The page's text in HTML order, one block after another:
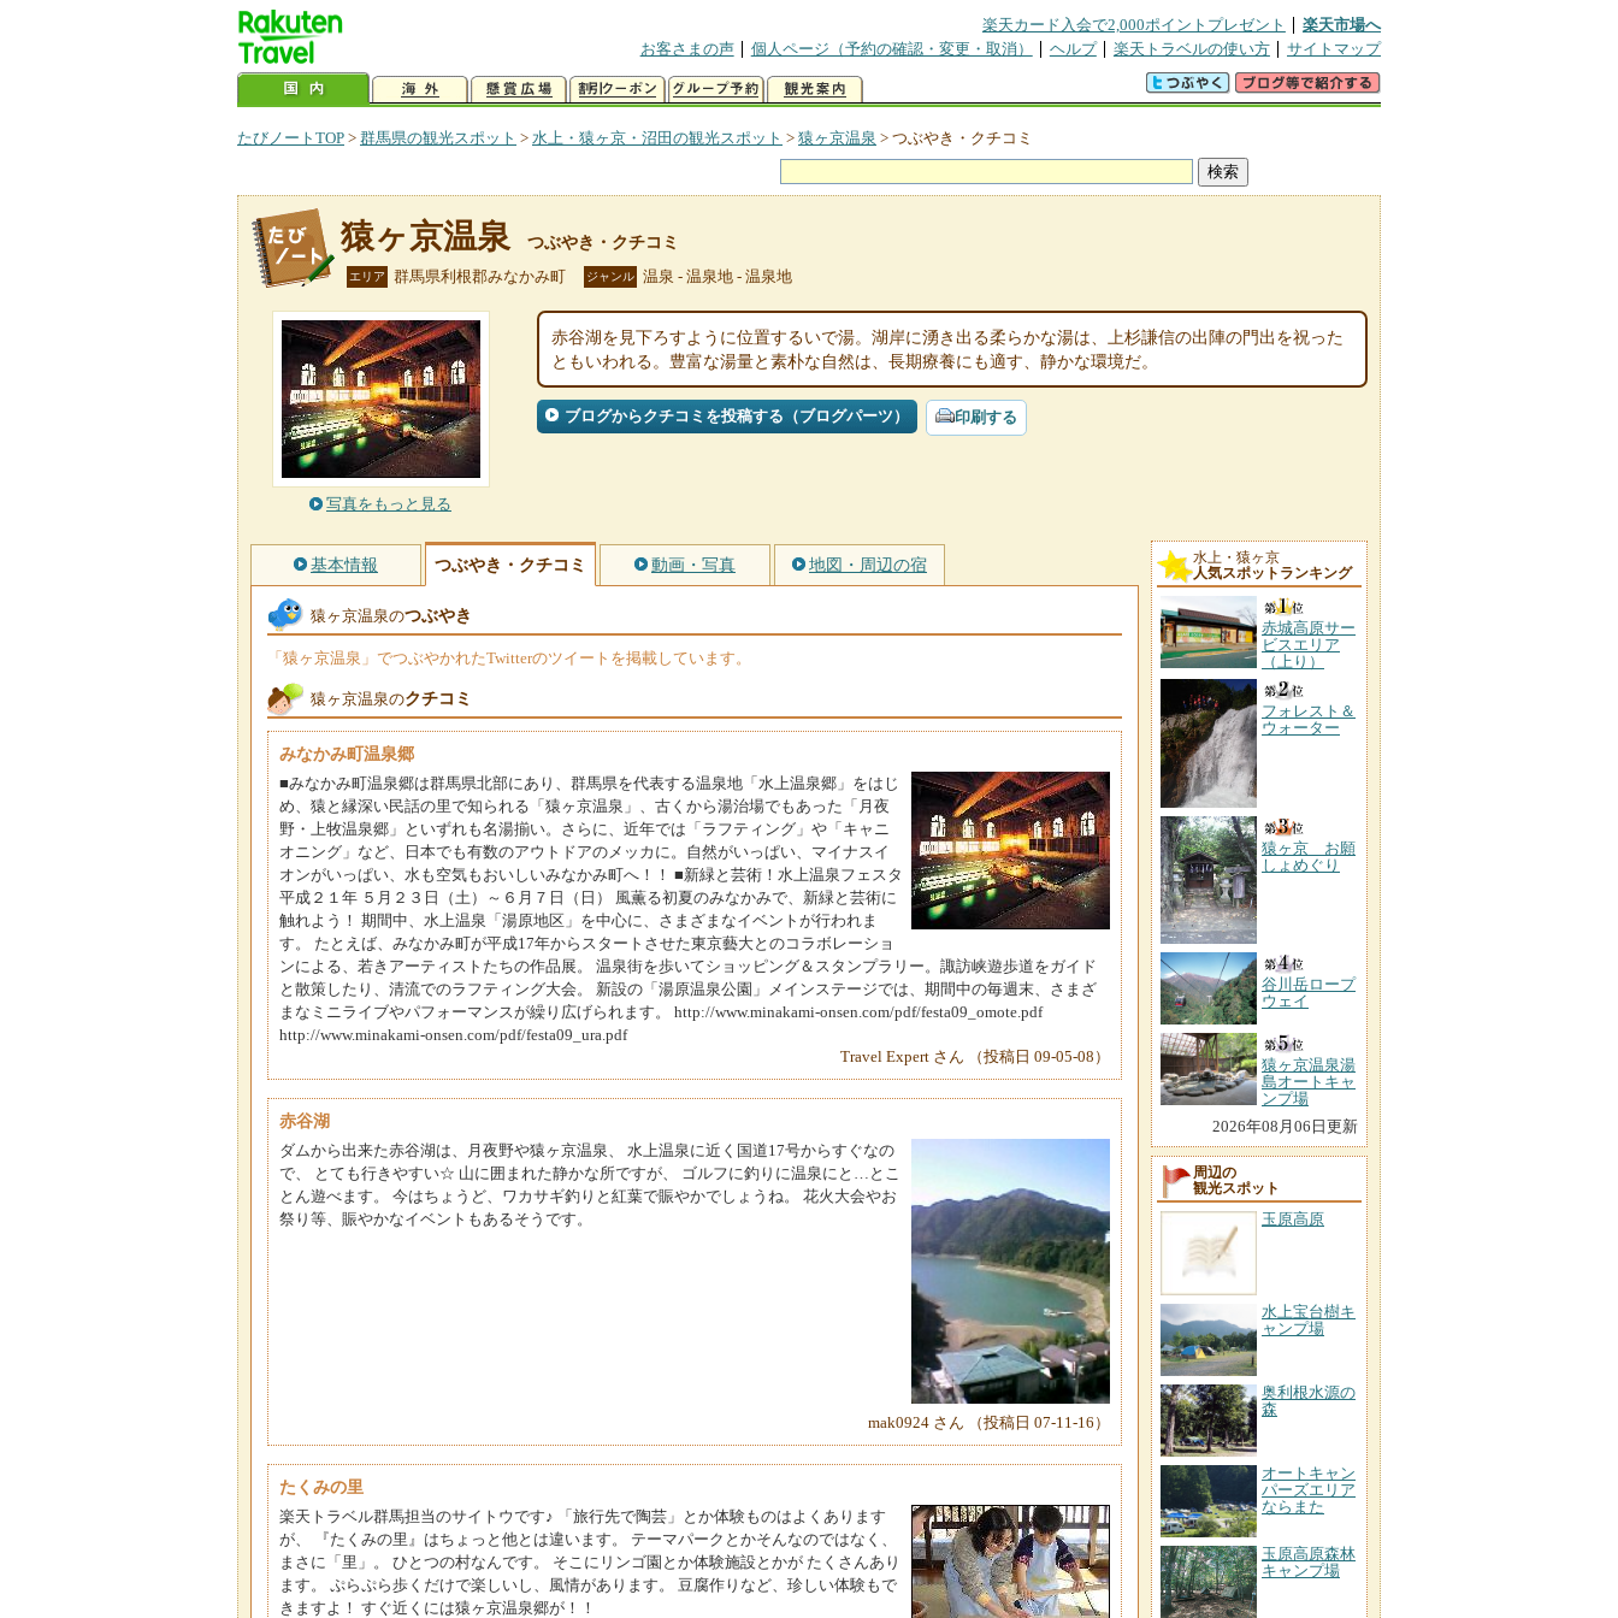
楽天カード入会で2,000ポイントプレゼント
楽天市場へ
お客さまの声
個人ページ（予約の確認・変更・取消） ヘルプ 楽天トラベルの使い方 サイトマップ
たびノートTOP > 群馬県の観光スポット > 水上・猿ヶ京・沼田の観光スポット > 猿ヶ京温泉 > つぶやき・クチコミ
猿ヶ京温泉 つぶやき・クチコミ
エリア 群馬県利根郡みなかみ町 ジャンル 温泉 - 温泉地 - 温泉地
写真をもっと見る
赤谷湖を見下ろすように位置するいで湯。湖岸に湧き出る柔らかな湯は、上杉謙信の出陣の門出を祝った
ともいわれる。豊富な湯量と素朴な自然は、長期療養にも適す、静かな環境だ。
ブログからクチコミを投稿する（ブログパーツ） 印刷する
基本情報 つぶやき・クチコミ 動画・写真 地図・周辺の宿
猿ヶ京温泉のつぶやき
「猿ヶ京温泉」でつぶやかれたTwitterのツイートを掲載しています。
猿ヶ京温泉のクチコミ
みなかみ町温泉郷
■みなかみ町温泉郷は群馬県北部にあり、群馬県を代表する温泉地「水上温泉郷」をはじ
め、猿と縁深い民話の里で知られる「猿ヶ京温泉」、古くから湯治場でもあった「月夜
野・上牧温泉郷」といずれも名湯揃い。さらに、近年では「ラフティング」や「キャニ
オニング」など、日本でも有数のアウトドアのメッカに。自然がいっぱい、マイナスイ
オンがいっぱい、水も空気もおいしいみなかみ町へ！！ ■新緑と芸術！水上温泉フェスタ
平成２１年 ５月２３日（土）～６月７日（日） 風薫る初夏のみなかみで、新緑と芸術に
触れよう！ 期間中、水上温泉「湯原地区」を中心に、さまざまなイベントが行われま
す。 たとえば、みなかみ町が平成17年からスタートさせた東京藝大とのコラボレーショ
ンによる、若きアーティストたちの作品展。 温泉街を歩いてショッピング＆スタンプラリー。諏訪峡遊歩道をガイド
と散策したり、清流でのラフティング大会。 新設の「湯原温泉公園」メインステージでは、期間中の毎週末、さまざ
まなミニライブやパフォーマンスが繰り広げられます。 http://www.minakami-onsen.com/pdf/festa09_omote.pdf
http://www.minakami-onsen.com/pdf/festa09_ura.pdf
Travel Expert さん （投稿日 09-05-08）
赤谷湖
ダムから出来た赤谷湖は、月夜野や猿ヶ京温泉、 水上温泉に近く国道17号からすぐなの
で、 とても行きやすい☆ 山に囲まれた静かな所ですが、 ゴルフに釣りに温泉にと…とこ
とん遊べます。 今はちょうど、ワカサギ釣りと紅葉で賑やかでしょうね。 花火大会やお
祭り等、賑やかなイベントもあるそうです。
mak0924 さん （投稿日 07-11-16）
たくみの里
楽天トラベル群馬担当のサイトウです♪ 「旅行先で陶芸」とか体験ものはよくあります
が、 『たくみの里』はちょっと他とは違います。 テーマパークとかそんなのではなく、
まさに「里」。 ひとつの村なんです。 そこにリンゴ園とか体験施設とかが たくさんあり
ます。 ぷらぷら歩くだけで楽しいし、風情があります。 豆腐作りなど、珍しい体験もで
きますよ！ すぐ近くには猿ヶ京温泉郷が！！
水上・猿ヶ京
人気スポットランキング
赤城高原サー
ビスエリア
（上り）
フォレスト＆
ウォーター
猿ヶ京 お願
しょめぐり
谷川岳ロープ
ウェイ
猿ヶ京温泉湯
島オートキャ
ンプ場
2026年08月06日更新
周辺の
観光スポット
玉原高原
水上宝台樹キ
ャンプ場
奥利根水源の
森
オートキャン
パーズエリア
ならまた
玉原高原森林
キャンプ場